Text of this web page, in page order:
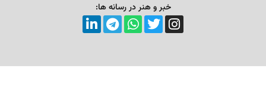
خبر و هنر در رسانه ها: